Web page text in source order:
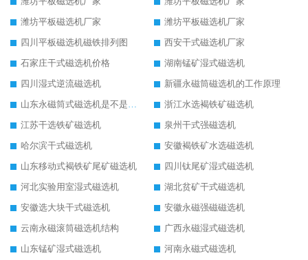
潍坊平板磁选机厂家
潍坊平板磁选机厂家
四川平板磁选机磁铁排列图
西安干式磁选机厂家
石家庄干式磁选机价格
湖南锰矿湿式磁选机
四川湿式逆流磁选机
新疆永磁筒磁选机的工作原理
山东永磁筒式磁选机是不是强磁
浙江水选褐铁矿磁选机
江苏干选铁矿磁选机
泉州干式强磁选机
哈尔滨干式磁选机
安徽褐铁矿水选磁选机
山东移动式褐铁矿尾矿磁选机
四川钛尾矿湿式磁选机
河北实验用室湿式磁选机
湖北贫矿干式磁选机
安徽选大块干式磁选机
安徽永磁强磁磁选机
云南永磁滚筒磁选机结构
广西永磁湿式磁选机
山东锰矿湿式磁选机
河南永磁式磁选机